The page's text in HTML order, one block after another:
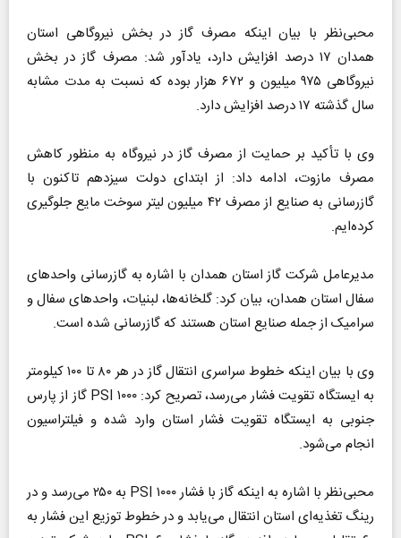
محبی‌نظر با بیان اینکه مصرف گاز در بخش نیروگاهی استان
همدان ۱۷ درصد افزایش دارد، یادآور شد: مصرف گاز در بخش
نیروگاهی ۹۷۵ میلیون و ۶۷۲ هزار بوده که نسبت به مدت مشابه
سال گذشته ۱۷ درصد افزایش دارد.
وی با تأکید بر حمایت از مصرف گاز در نیروگاه به منظور کاهش
مصرف مازوت، ادامه داد: از ابتدای دولت سیزدهم تاکنون با
گازرسانی به صنایع از مصرف ۴۲ میلیون لیتر سوخت مایع جلوگیری
کرده‌ایم.
مدیرعامل شرکت گاز استان همدان با اشاره به گازرسانی واحدهای
سفال استان همدان، بیان کرد: گلخانه‌ها، لبنیات، واحدهای سفال و
سرامیک از جمله صنایع استان هستند که گازرسانی شده است.
وی با بیان اینکه خطوط سراسری انتقال گاز در هر ۸۰ تا ۱۰۰ کیلومتر
به ایستگاه تقویت فشار می‌رسد، تصریح کرد: ۱۰۰۰ PSI گاز از پارس
جنوبی به ایستگاه تقویت فشار استان وارد شده و فیلتراسیون
انجام می‌شود.
محبی‌نظر با اشاره به اینکه گاز با فشار ۱۰۰۰ PSI به ۲۵۰ می‌رسد و در
رینگ تغذیه‌ای استان انتقال می‌یابد و در خطوط توزیع این فشار به